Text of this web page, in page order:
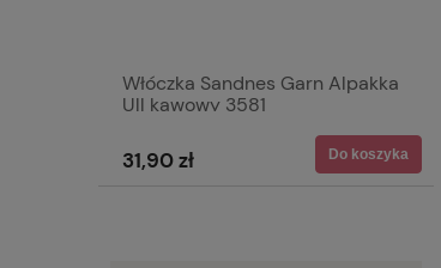
Włóczka Sandnes Garn Alpakka
Ull kawowy 3581
31,90 zł Do koszyka